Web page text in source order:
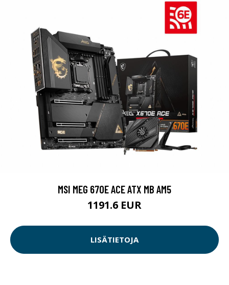
MSI MEG 670E ACE ATX MB AM5
1191.6 EUR
LISÄTIETOJA